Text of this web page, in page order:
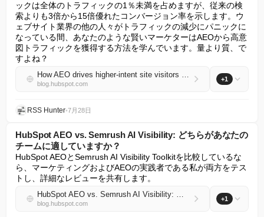
ックは全体のトラフィックの1％未満を占めますが、従来の検
索よりも3倍から15倍優れたコンバージョン率を示します。ウ
ェブサイト業界の他の人々がトラフィックの減少にパニックに
なっている間、あなたのような賢いマーケターはAEOから高意
図トラフィックを獲得する方法を学んでいます。量より質、で
すよね？
How AEO drives higher-intent site visitors than other channels
blog.hubspot.com
+1
RSS Hunter•7月28日
HubSpot AEO vs. Semrush AI Visibility: どちらがあなたの
チームに適していますか？
HubSpot AEOとSemrush AI Visibility Toolkitを比較しているな
ら、マーケティングおよびAEOの実践者である私が両方をテス
トし、詳細なレビューを共有します。
HubSpot AEO vs. Semrush AI Visibility: Which is right for your team?
blog.hubspot.com
+1